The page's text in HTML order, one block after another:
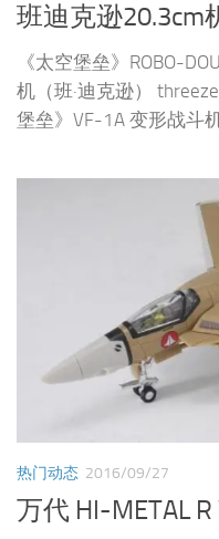
班迪克逊20.3cm
《太空堡垒》ROBO-
机（班·迪克逊）
堡垒》VF-1A 变形战斗
热门动态 2016/09/27
万代 HI-METAL